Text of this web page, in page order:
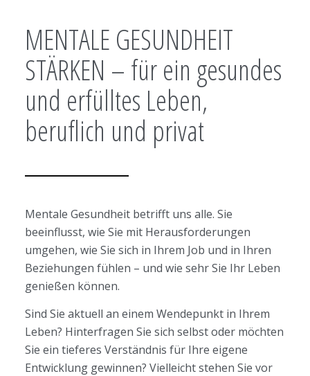
MENTALE GESUNDHEIT
STÄRKEN – für ein gesundes
und erfülltes Leben,
beruflich und privat
Mentale Gesundheit betrifft uns alle. Sie
beeinflusst, wie Sie mit Herausforderungen
umgehen, wie Sie sich in Ihrem Job und in Ihren
Beziehungen fühlen – und wie sehr Sie Ihr Leben
genießen können.
Sind Sie aktuell an einem Wendepunkt in Ihrem
Leben? Hinterfragen Sie sich selbst oder möchten
Sie ein tieferes Verständnis für Ihre eigene
Entwicklung gewinnen? Vielleicht stehen Sie vor